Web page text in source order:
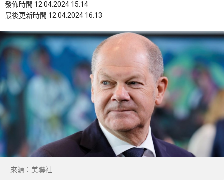
發佈時間 12.04.2024 15:14
最後更新時間 12.04.2024 16:13
來源：美聯社